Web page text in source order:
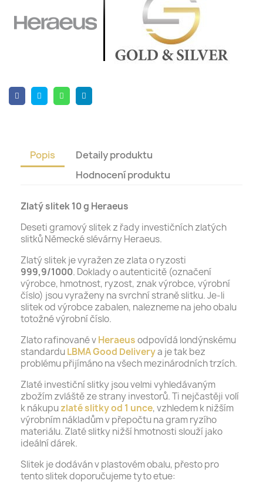
Popis
Detaily produktu
Hodnocení produktu
Zlatý slitek 10 g Heraeus
Deseti gramový slitek z řady investičních zlatých
slitků Německé slévárny Heraeus.
Zlatý slitek je vyražen ze zlata o ryzosti
999,9/1000. Doklady o autenticitě (označení
výrobce, hmotnost, ryzost, znak výrobce, výrobní
číslo) jsou vyraženy na svrchní straně slitku. Je-li
slitek od výrobce zabalen, nalezneme na jeho obalu
totožné výrobní číslo.
Zlato rafinované vHeraeusodpovídá londýnskému
standarduLBMA Good Deliverya je tak bez
problému přijímáno na všech mezinárodních trzích.
Zlaté investiční slitky jsou velmi vyhledávaným
zbožím zvláště ze strany investorů. Ti nejčastěji volí
k nákupuzlaté slitky od 1 unce, vzhledem k nižším
výrobním nákladům v přepočtu na gram ryzího
materiálu. Zlaté slitky nižší hmotnosti slouží jako
ideální dárek.
Slitek je dodáván v plastovém obalu, přesto pro
tento slitek doporučujeme tyto etue: